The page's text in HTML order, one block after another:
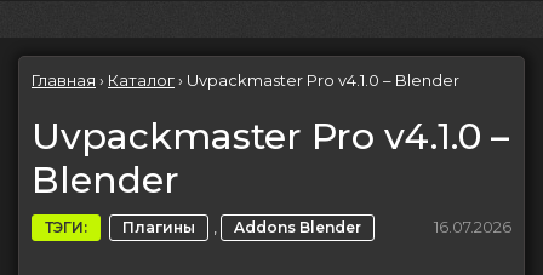
Главная › Каталог› Uvpackmaster Pro v4.1.0 – Blender
Uvpackmaster Pro v4.1.0 –
Blender
ТЭГИ: Плагины , Addons Blender 16.07.2026